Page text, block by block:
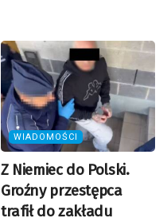
WIADOMOŚCI
Z Niemiec do Polski.
Groźny przestępca
trafił do zakładu